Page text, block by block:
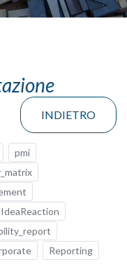
INDIETRO
pmi
IdeaReaction
Reporting